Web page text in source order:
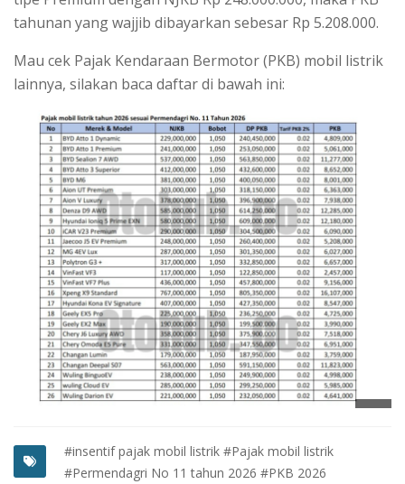
tahunan yang wajjib dibayarkan sebesar Rp 5.208.000.
Mau cek Pajak Kendaraan Bermotor (PKB) mobil listrik
lainnya, silakan baca daftar di bawah ini:
#insentif pajak mobil listrik #Pajak mobil listrik
#Permendagri No 11 tahun 2026 #PKB 2026